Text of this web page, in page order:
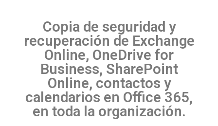
Copia de seguridad y
recuperación de Exchange
Online, OneDrive for
Business, SharePoint
Online, contactos y
calendarios en Office 365,
en toda la organización.